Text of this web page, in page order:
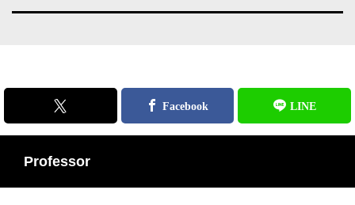
Professor